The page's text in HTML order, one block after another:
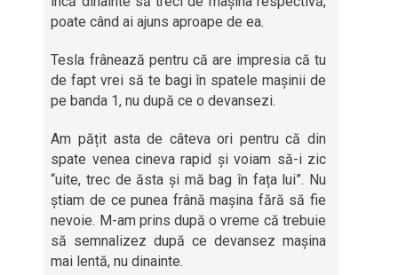
poate când ai ajuns aproape de ea.
Tesla frânează pentru că are impresia că tu
de fapt vrei să te bagi în spatele mașinii de
pe banda 1, nu după ce o devansezi.
Am pățit asta de câteva ori pentru că din
spate venea cineva rapid și voiam să-i zic
“uite, trec de ăsta și mă bag în fața lui”. Nu
știam de ce punea frână mașina fără să fie
nevoie. M-am prins după o vreme că trebuie
să semnalizez după ce devansez mașina
mai lentă, nu dinainte.